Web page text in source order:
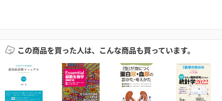
この商品を買った人は、こんな商品も買っています。